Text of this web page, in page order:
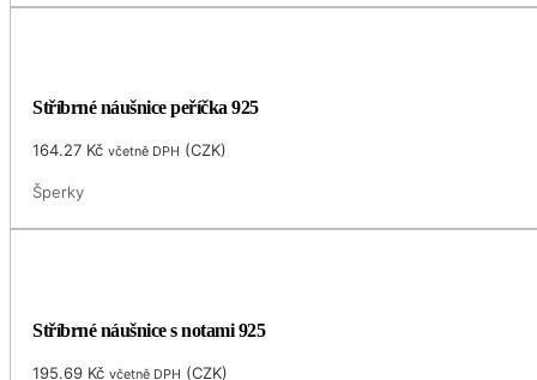
Stříbrné náušnice peříčka 925
164.27 Kč včetně DPH (CZK)
Šperky
Stříbrné náušnice s notami 925
195.69 Kč včetně DPH (CZK)